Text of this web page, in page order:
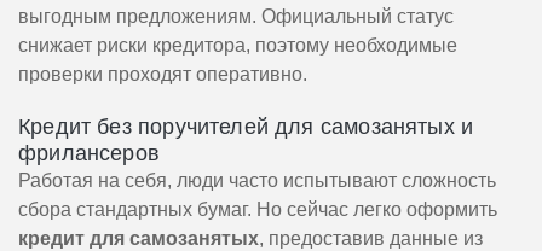
выгодным предложениям. Официальный статус
снижает риски кредитора, поэтому необходимые
проверки проходят оперативно.
Кредит без поручителей для самозанятых и
фрилансеров
Работая на себя, люди часто испытывают сложность
сбора стандартных бумаг. Но сейчас легко оформить
кредит для самозанятых, предоставив данные из